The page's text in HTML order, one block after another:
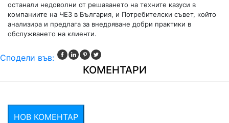
останали недоволни от решаването на техните казуси в
компаниите на ЧЕЗ в България, и Потребителски съвет, който
анализира и предлага за внедряване добри практики в
обслужването на клиенти.
Сподели във:
КОМЕНТАРИ
НОВ КОМЕНТАР